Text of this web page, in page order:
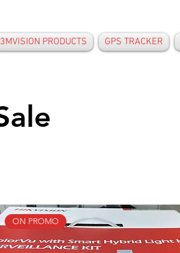
3MVISION PRODUCTS GPS TRACKER
ON PROMO